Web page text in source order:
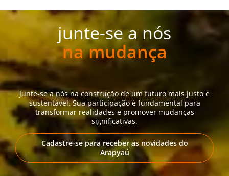
junte-se a nós
na mudança
Junte-se a nós na construção de um futuro mais justo e
sustentável. Sua participação é fundamental para
transformar realidades e promover mudanças
significativas.
Cadastre-se para receber as novidades do
Arapyaú